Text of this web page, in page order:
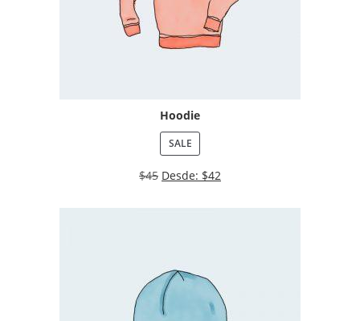
Hoodie
SALE
$45 Desde: $42